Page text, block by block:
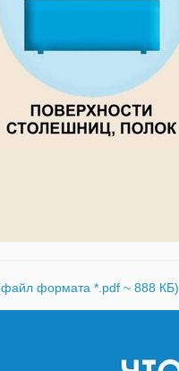
формата *.pdf ~ 888 КБ)